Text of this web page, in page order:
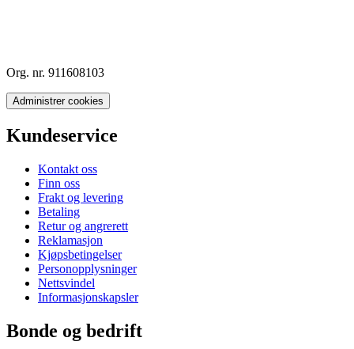
Org. nr. 911608103
Administrer cookies
Kundeservice
Kontakt oss
Finn oss
Frakt og levering
Betaling
Retur og angrerett
Reklamasjon
Kjøpsbetingelser
Personopplysninger
Nettsvindel
Informasjonskapsler
Bonde og bedrift